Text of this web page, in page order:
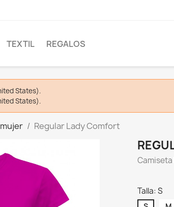
TEXTIL REGALOS
States).
States).
Regular Lady Comfort
Talla: S